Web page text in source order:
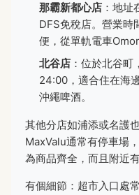
那霸新都心店 ：地
DFS免稅店。營業
便，從單軌電車
北谷店 ：位於北谷
24:00，適合住在海
沖繩啤酒。
其他分店如浦添或名護
MaxValu通常有停車場
為商品齊全，而且附近
有個細節：超市入口處